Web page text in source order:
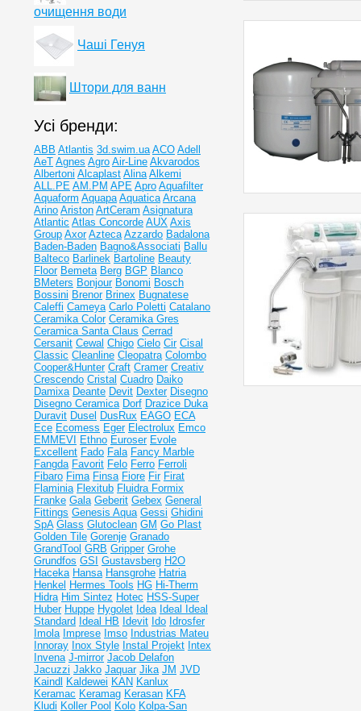
очищення води
Чаші Генуя
Штори для ванн
Усі бренди:
ABB Atlantis 3d.swim.ua ACO Adell
AeT Agnes Agro Air-Line Akvarodos
Albertoni Alcaplast Alina Alkemi
ALL.PE AM.PM APE Apro Aquafilter
Aquaform Aquapa Aquatica Arcana
Arino Ariston ArtCeram Asignatura
Atlantic Atlas Concorde AUX Axis
Group Axor Azteca Azzardo Badalona
Baden-Baden Bagno&Associati Ballu
Balteco Barlinek Bartoline Beauty
Floor Bemeta Berg BGP Blanco
BMeters Bonjour Bonomi Bosch
Bossini Brenor Brinex Bugnatese
Caleffi Cameya Carlo Poletti Catalano
Ceramika Color Ceramika Gres
Ceramiсa Santa Claus Cerrad
Cersanit Cewal Chigo Cielo Cir Cisal
Classic Cleanline Cleopatra Colombo
Cooper&Hunter Craft Cramer Creativ
Crescendo Cristal Cuadro Daiko
Damixa Deante Devit Dexter Disegno
Disegno Ceramica Dorf Drazice Duka
Duravit Dusel DusRux EAGO ECA
Ece Ecomess Eger Electrolux Emco
EMMEVI
Ethno Euroser Evole
Excellent Fado Fala Fancy Marble
Fangda Favorit Felo Ferro Ferroli
Fibaro Fima Finsa Fiore Fir Firat
Flaminia Flexitub Fluidra Formix
Franke Gala Geberit Gebex General
Fittings Genesis Aqua Gessi Ghidini
SpA Glass Glutoclean GM Go Plast
Golden Tile Gorenje Granado
GrandTool GRB Gripper Grohe
Grundfos GSI Gustavsberg H2O
Haceka Hansa Hansgrohe Hatria
Henkel Hermes Tools HG Hi-Therm
Hidra Him Sintez Hotec HSS-Super
Huber Huppe Hygolet Idea Ideal
Ideal
Standard Ideal НВ Idevit Ido Idrosfer
Imola Imprese Imso Industrias Mateu
Innoray Inox Style Instal Projekt Intex
Invena J-mirror Jacob Delafon
Jacuzzi Jakko Jaquar Jika JM JVD
Kaindl
Kaldewei KAN Kanlux
Keramac Keramag Kerasan KFA
Kludi Koller Pool Kolo Kolpa-San